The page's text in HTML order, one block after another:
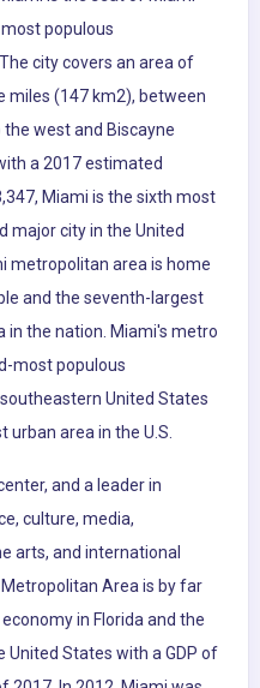
populous
city covers an area of
miles (147 km2), between
west and Biscayne
a 2017 estimated
Miami is the sixth most
major city in the United
metropolitan area is home
and the seventh-largest
in the nation. Miami's metro
most populous
United States
urban area in the U.S.
and a leader in
culture, media,
arts, and international
Area is by far
in Florida and the
United States with a GDP of